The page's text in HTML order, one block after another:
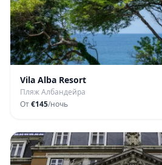
Vila Alba Resort
Пляж Албандейра
От€145/ночь